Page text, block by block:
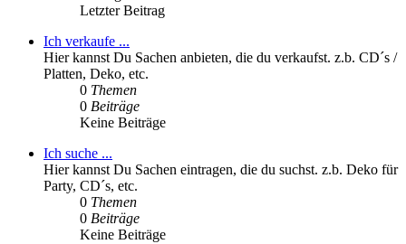
Letzter Beitrag
Ich verkaufe ...
Hier kannst Du Sachen anbieten, die du verkaufst. z.b. CD´s /
Platten, Deko, etc.
0 Themen
0 Beiträge
Keine Beiträge
Ich suche ...
Hier kannst Du Sachen eintragen, die du suchst. z.b. Deko für
Party, CD´s, etc.
0 Themen
0 Beiträge
Keine Beiträge